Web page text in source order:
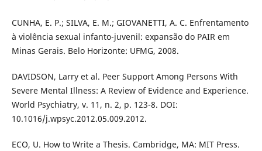
CUNHA, E. P.; SILVA, E. M.; GIOVANETTI, A. C. Enfrentamento
à violência sexual infanto-juvenil: expansão do PAIR em
Minas Gerais. Belo Horizonte: UFMG, 2008.
DAVIDSON, Larry et al. Peer Support Among Persons With
Severe Mental Illness: A Review of Evidence and Experience.
World Psychiatry, v. 11, n. 2, p. 123-8. DOI:
10.1016/j.wpsyc.2012.05.009.2012.
ECO, U. How to Write a Thesis. Cambridge, MA: MIT Press.